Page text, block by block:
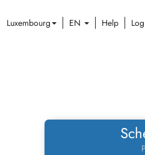
Luxembourg EN Help